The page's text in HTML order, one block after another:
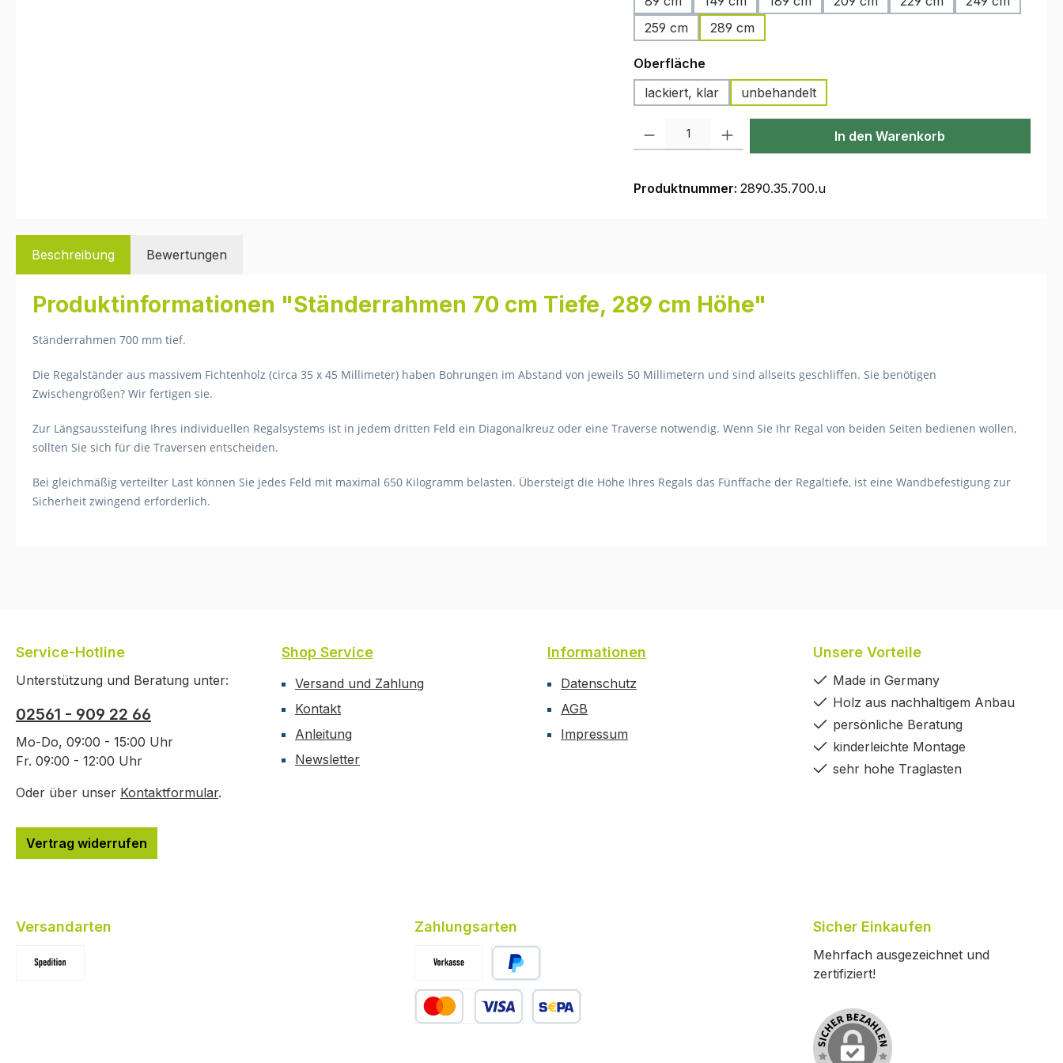
259 cm
289 cm
Oberflächeauswählen
lackiert, klar
unbehandelt
Produkt Anzahl: Gib den gewünschten Wert ein oder benutze die Schaltflächen
In den Warenkorb
Produktnummer: 2890.35.700.u
Beschreibung Bewertungen
Produktinformationen "Ständerrahmen 70 cm Tiefe, 289 cm Höhe"
Ständerrahmen 700 mm tief.
Die Regalständer aus massivem Fichtenholz (circa 35 x 45 Millimeter) haben Bohrungen im Abstand von jeweils 50 Millimetern und sind allseits geschliffen. Sie benötigen
Zwischengrößen? Wir fertigen sie.
Zur Längsaussteifung Ihres individuellen Regalsystems ist in jedem dritten Feld ein Diagonalkreuz oder eine Traverse notwendig. Wenn Sie Ihr Regal von beiden Seiten bedienen wollen,
sollten Sie sich für die Traversen entscheiden.
Bei gleichmäßig verteilter Last können Sie jedes Feld mit maximal 650 Kilogramm belasten. Übersteigt die Höhe Ihres Regals das Fünffache der Regaltiefe, ist eine Wandbefestigung zur
Sicherheit zwingend erforderlich.
Service-Hotline
Unterstützung und Beratung unter:
02561 - 909 22 66
Mo-Do, 09:00 - 15:00 Uhr
Fr. 09:00 - 12:00 Uhr
Oder über unser Kontaktformular.
Vertrag widerrufen
Shop Service
Versand und Zahlung
Kontakt
Anleitung
Newsletter
Informationen
Datenschutz
AGB
Impressum
Unsere Vorteile
Made in Germany
Holz aus nachhaltigem Anbau
persönliche Beratung
kinderleichte Montage
sehr hohe Traglasten
Versandarten Zahlungsarten
Vorkasse (-4% Rabatt)
PayPal
Sicher Einkaufen
Mehrfach ausgezeichnet und
zertifiziert!